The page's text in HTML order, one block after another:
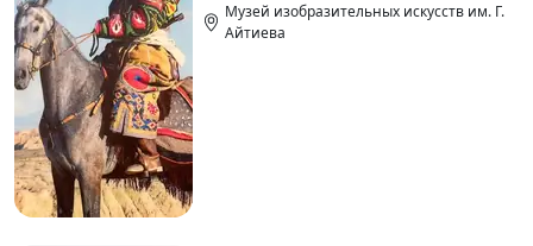
Музей изобразительных искусств им. Г.
Айтиева